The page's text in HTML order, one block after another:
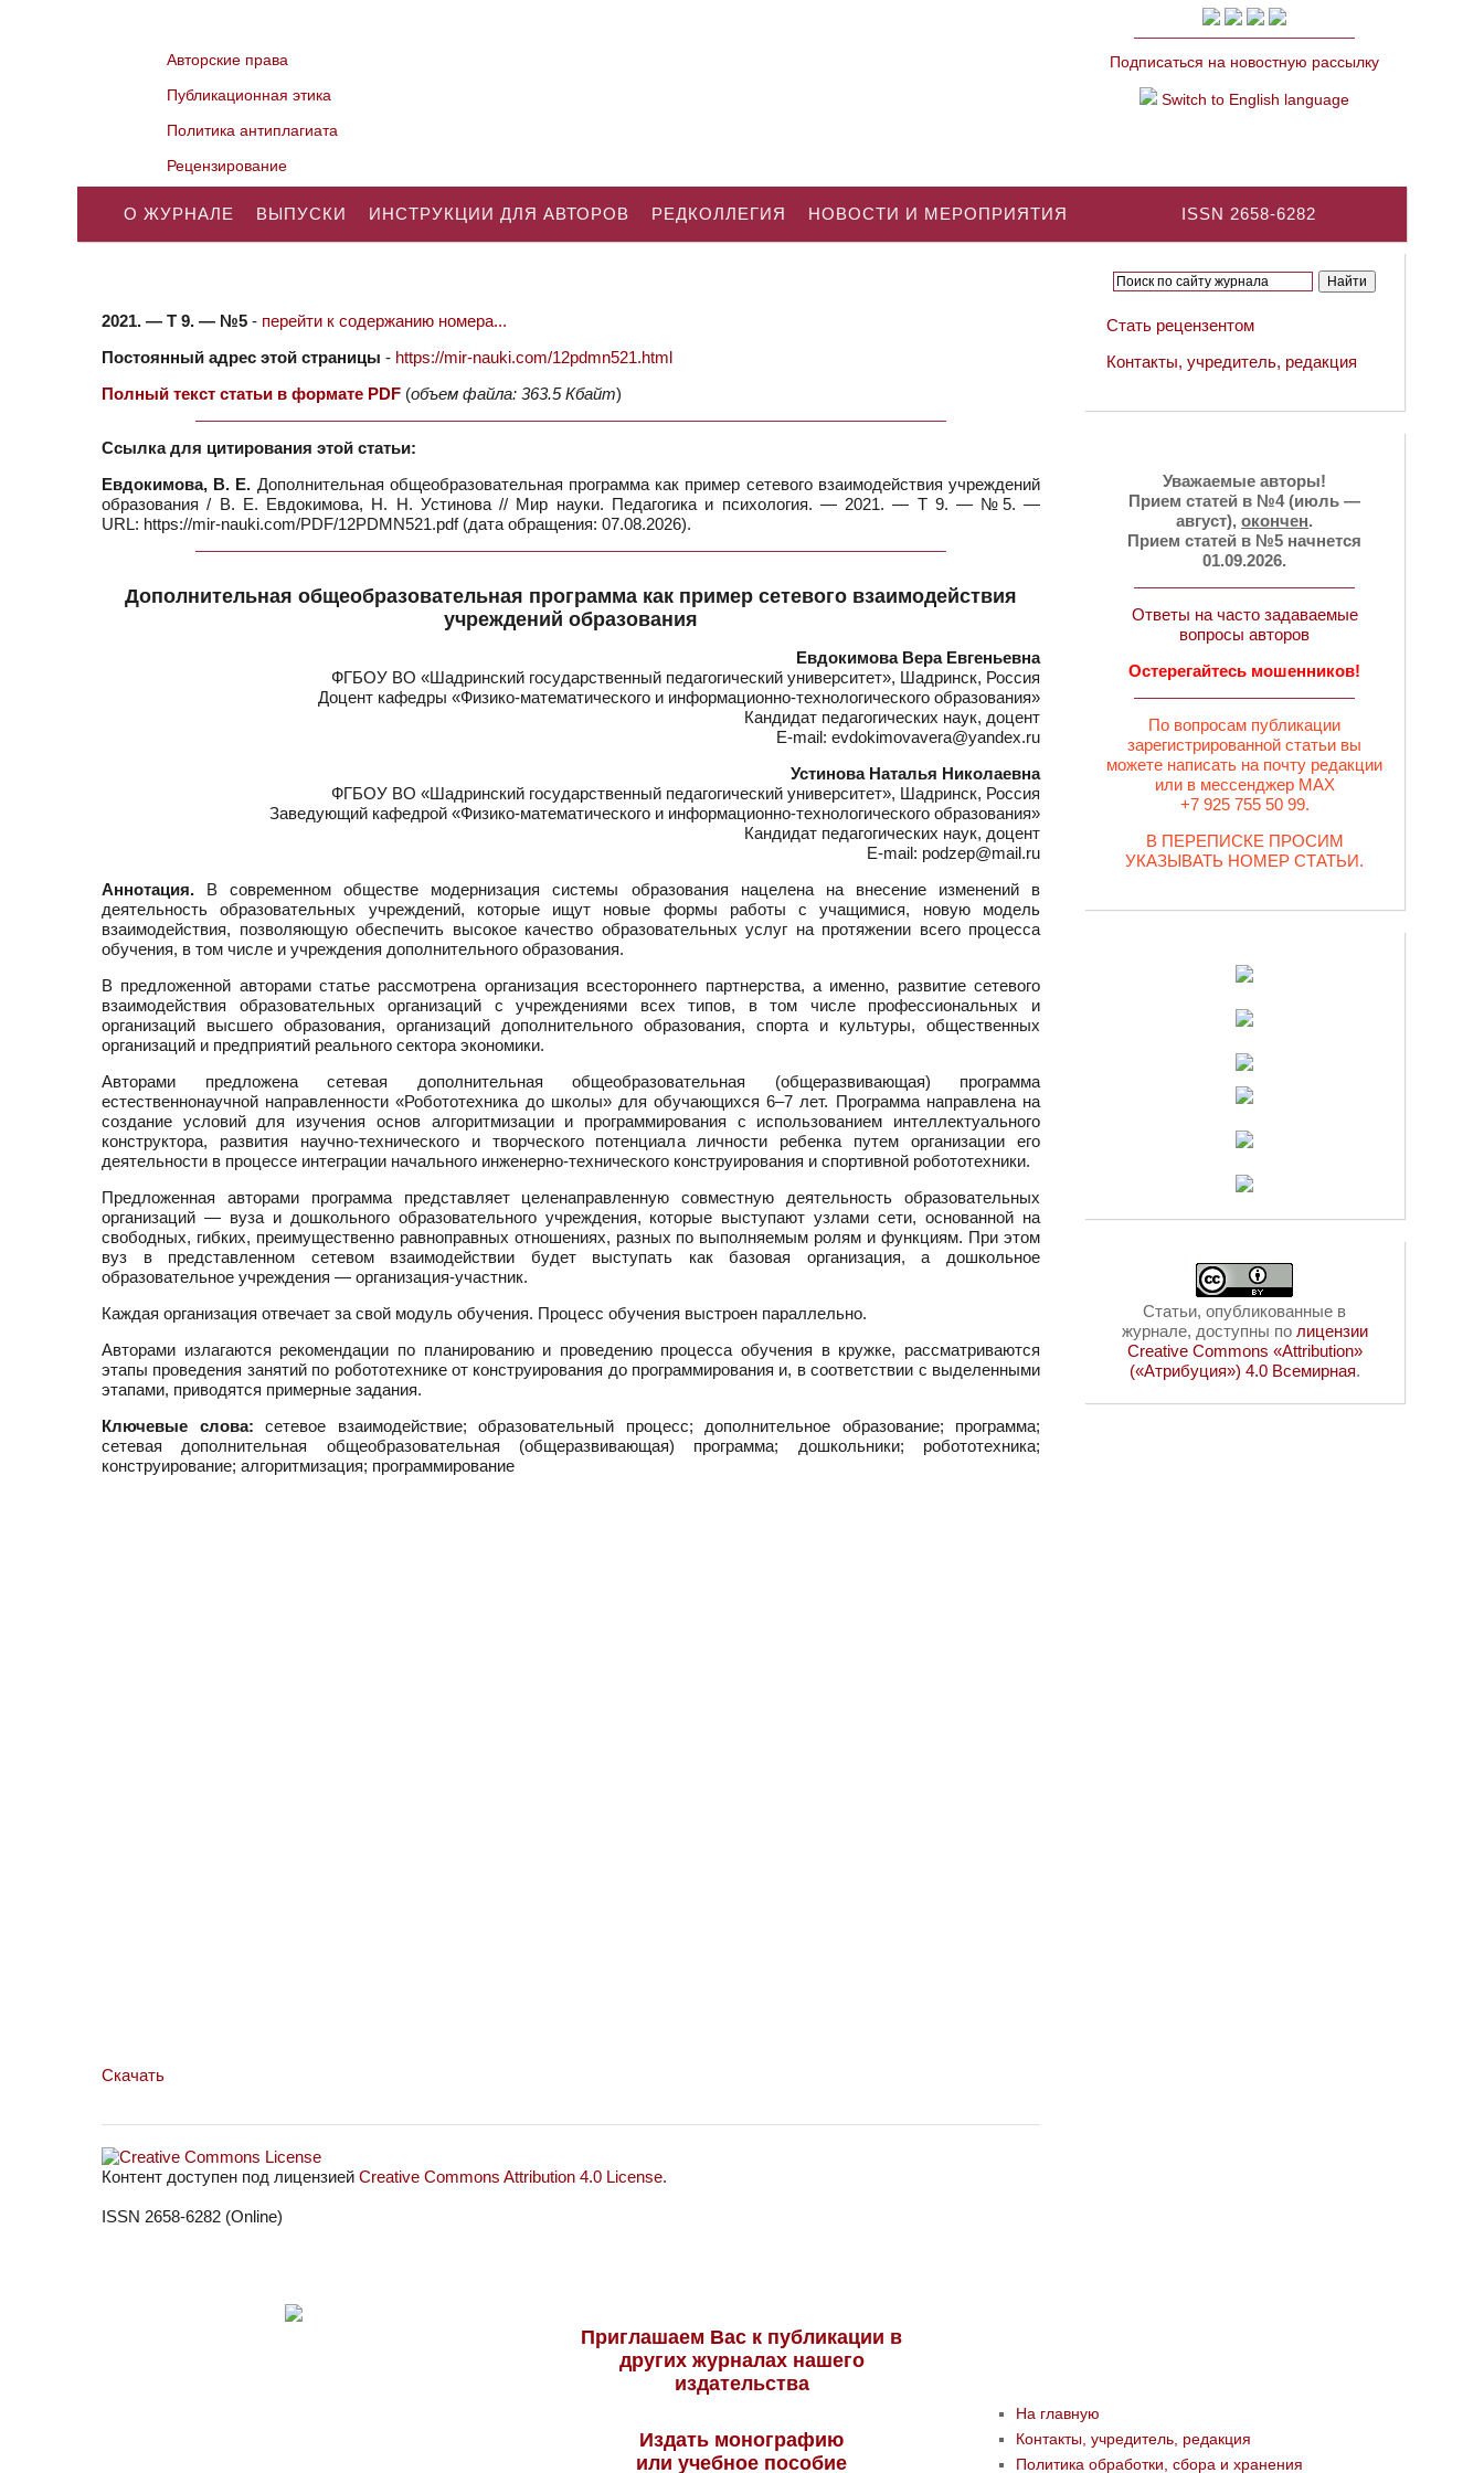
Авторские права
Публикационная этика
Политика антиплагиата
Рецензирование
Подписаться на новостную рассылку
Switch to English language
ISSN 2658-6282
О ЖУРНАЛЕ ВЫПУСКИ ИНСТРУКЦИИ ДЛЯ АВТОРОВ РЕДКОЛЛЕГИЯ НОВОСТИ И МЕРОПРИЯТИЯ
2021. — Т 9. — №5 - перейти к содержанию номера...
Постоянный адрес этой страницы - https://mir-nauki.com/12pdmn521.html
Полный текст статьи в формате PDF (объем файла: 363.5 Кбайт)
Ссылка для цитирования этой статьи:
Евдокимова, В. Е. Дополнительная общеобразовательная программа как пример сетевого взаимодействия учреждений
образования / В. Е. Евдокимова, Н. Н. Устинова // Мир науки. Педагогика и психология. — 2021. — Т 9. — №5. —
URL: https://mir-nauki.com/PDF/12PDMN521.pdf (дата обращения: 07.08.2026).
Дополнительная общеобразовательная программа как пример сетевого взаимодействия
учреждений образования
Евдокимова Вера Евгеньевна
ФГБОУ ВО «Шадринский государственный педагогический университет», Шадринск, Россия
Доцент кафедры «Физико-математического и информационно-технологического образования»
Кандидат педагогических наук, доцент
E-mail: evdokimovavera@yandex.ru
Устинова Наталья Николаевна
ФГБОУ ВО «Шадринский государственный педагогический университет», Шадринск, Россия
Заведующий кафедрой «Физико-математического и информационно-технологического образования»
Кандидат педагогических наук, доцент
E-mail: podzep@mail.ru
Аннотация. В современном обществе модернизация системы образования нацелена на внесение изменений в
деятельность образовательных учреждений, которые ищут новые формы работы с учащимися, новую модель
взаимодействия, позволяющую обеспечить высокое качество образовательных услуг на протяжении всего процесса
обучения, в том числе и учреждения дополнительного образования.
В предложенной авторами статье рассмотрена организация всестороннего партнерства, а именно, развитие сетевого
взаимодействия образовательных организаций с учреждениями всех типов, в том числе профессиональных и
организаций высшего образования, организаций дополнительного образования, спорта и культуры, общественных
организаций и предприятий реального сектора экономики.
Авторами предложена сетевая дополнительная общеобразовательная (общеразвивающая) программа
естественнонаучной направленности «Робототехника до школы» для обучающихся 6–7 лет. Программа направлена на
создание условий для изучения основ алгоритмизации и программирования с использованием интеллектуального
конструктора, развития научно-технического и творческого потенциала личности ребенка путем организации его
деятельности в процессе интеграции начального инженерно-технического конструирования и спортивной робототехники.
Предложенная авторами программа представляет целенаправленную совместную деятельность образовательных
организаций — вуза и дошкольного образовательного учреждения, которые выступают узлами сети, основанной на
свободных, гибких, преимущественно равноправных отношениях, разных по выполняемым ролям и функциям. При этом
вуз в представленном сетевом взаимодействии будет выступать как базовая организация, а дошкольное
образовательное учреждения — организация-участник.
Каждая организация отвечает за свой модуль обучения. Процесс обучения выстроен параллельно.
Авторами излагаются рекомендации по планированию и проведению процесса обучения в кружке, рассматриваются
этапы проведения занятий по робототехнике от конструирования до программирования и, в соответствии с выделенными
этапами, приводятся примерные задания.
Ключевые слова: сетевое взаимодействие; образовательный процесс; дополнительное образование; программа;
сетевая дополнительная общеобразовательная (общеразвивающая) программа; дошкольники; робототехника;
конструирование; алгоритмизация; программирование
Скачать
Контент доступен под лицензией Creative Commons Attribution 4.0 License.
ISSN 2658-6282 (Online)
Стать рецензентом
Контакты, учредитель, редакция
Уважаемые авторы!
Прием статей в №4 (июль —
август), окончен.
Прием статей в №5 начнется
01.09.2026.
Ответы на часто задаваемые
вопросы авторов
Остерегайтесь мошенников!
По вопросам публикации
зарегистрированной статьи вы
можете написать на почту редакции
или в мессенджер MAX
+7 925 755 50 99.
В ПЕРЕПИСКЕ ПРОСИМ
УКАЗЫВАТЬ НОМЕР СТАТЬИ.
Статьи, опубликованные в
журнале, доступны по лицензии
Creative Commons «Attribution»
(«Атрибуция») 4.0 Всемирная.
Приглашаем Вас к публикации в
других журналах нашего
издательства
Издать монографию
или учебное пособие
На главную
Контакты, учредитель, редакция
Политика обработки, сбора и хранения